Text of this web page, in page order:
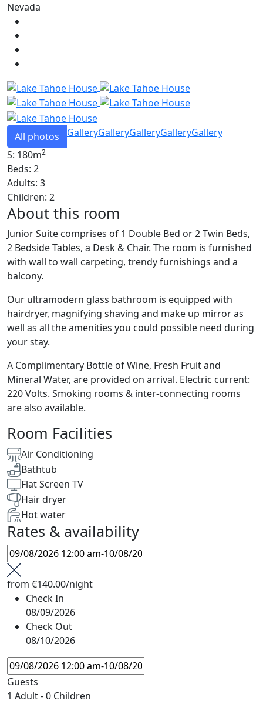
Nevada
All photos GalleryGalleryGalleryGalleryGallery
S: 180m2
Beds: 2
Adults: 3
Children: 2
About this room
Junior Suite comprises of 1 Double Bed or 2 Twin Beds,
2 Bedside Tables, a Desk & Chair. The room is furnished
with wall to wall carpeting, trendy furnishings and a
balcony.
Our ultramodern glass bathroom is equipped with
hairdryer, magnifying shaving and make up mirror as
well as all the amenities you could possible need during
your stay.
A Complimentary Bottle of Wine, Fresh Fruit and
Mineral Water, are provided on arrival. Electric current:
220 Volts. Smoking rooms & inter-connecting rooms
are also available.
Room Facilities
Air Conditioning
Bathtub
Flat Screen TV
Hair dryer
Hot water
Rates & availability
from €140.00/night
Check In
08/09/2026
Check Out
08/10/2026
Guests
1 Adult-0 Children